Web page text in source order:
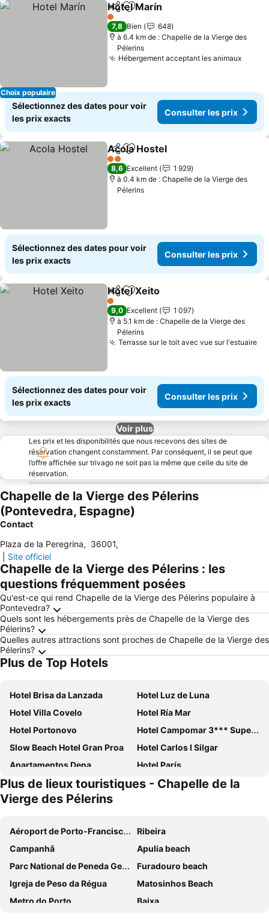
Choix populaire
PartagerAjouter à mes favoris
Hotel Marín
1 Étoiles
7,8 Bien
648
à 6.4 km de : Chapelle de la Vierge des
Pélerins
Hébergement acceptant les animaux
Sélectionnez des dates pour voir
les prix exacts
Consulter les prix
PartagerAjouter à mes favoris
Acola Hostel
2 Étoiles
8,6 Excellent
1 929
à 0.4 km de : Chapelle de la Vierge des
Pélerins
Sélectionnez des dates pour voir
les prix exacts
Consulter les prix
PartagerAjouter à mes favoris
Hotel Xeito
1 Étoiles
9,0 Excellent
1 097
à 5.1 km de : Chapelle de la Vierge des
Pélerins
Terrasse sur le toit avec vue sur l'estuaire
Sélectionnez des dates pour voir
les prix exacts
Consulter les prix
Voir plus
Les prix et les disponibilités que nous recevons des sites de
réservation changent constamment. Par conséquent, il se peut que
l’offre affichée sur trivago ne soit pas la même que celle du site de
réservation.
Chapelle de la Vierge des Pélerins
(Pontevedra, Espagne)
Contact
Plaza de la Peregrina, 36001,
Site officiel
Chapelle de la Vierge des Pélerins : les
questions fréquemment posées
Qu'est-ce qui rend Chapelle de la Vierge des Pélerins populaire à
Pontevedra?
Quels sont les hébergements près de Chapelle de la Vierge des
Pélerins?
Quelles autres attractions sont proches de Chapelle de la Vierge des
Pélerins?
Plus de Top Hotels
Hotel Brisa da Lanzada
Hotel Luz de Luna
Hotel Villa Covelo
Hotel Ría Mar
Hotel Portonovo
Hotel Campomar 3*** Superior
Slow Beach Hotel Gran Proa
Hotel Carlos I Silgar
Apartamentos Dena
Hotel París
Augusta Eco Wellness Resort
Hotel Brisa del Mar
Hotel Alda Vía Norte
Sun Galicia Hotel y Apartamentos
Hotel Spa Galatea
Hotel Duerming San Vicente
Hotel Piramide
Balneario Acuña
BLUESEA Costa Norte
Hotel Troncoso
Hotel Siroco
San Marcos Salnés
Gran Talaso Hotel Sanxenxo
Plus de lieux touristiques - Chapelle de la
Vierge des Pélerins
Aéroport de Porto-Francisco Sá-Carneiro
Ribeira
Campanhã
Apulia beach
Parc National de Peneda Gerês
Furadouro beach
Igreja de Peso da Régua
Matosinhos Beach
Metro do Porto
Baixa